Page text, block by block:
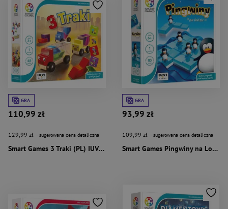
GRA
110,99 zł
129,99 zł - sugerowana cena detaliczna
Smart Games 3 Traki (PL) IUVI Games
GRA
93,99 zł
109,99 zł - sugerowana cena detaliczna
Smart Games Pingwiny na Lodzie (PL) IUVI Games